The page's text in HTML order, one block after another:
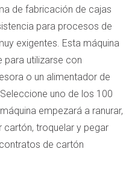
de fabricación de cajas
para procesos de
exigentes. Esta máquina
para utilizarse con
o un alimentador de
uno de los 100
empezará a ranurar,
cartón, troquelar y pegar
contratos de cartón